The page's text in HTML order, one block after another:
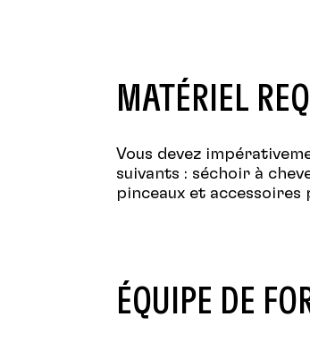
MATÉRIEL
Vous devez
suivants : séchoir à
pinceaux et accessoires
ÉQUIPE DE